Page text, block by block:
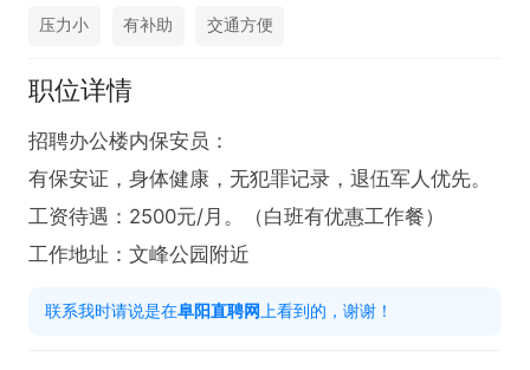
压力小 有补助 交通方便
职位详情
招聘办公楼内保安员：
有保安证，身体健康，无犯罪记录，退伍军人优先。
工资待遇：2500元/月。（白班有优惠工作餐）
工作地址：文峰公园附近
联系我时请说是在阜阳直聘网 上看到的，谢谢！